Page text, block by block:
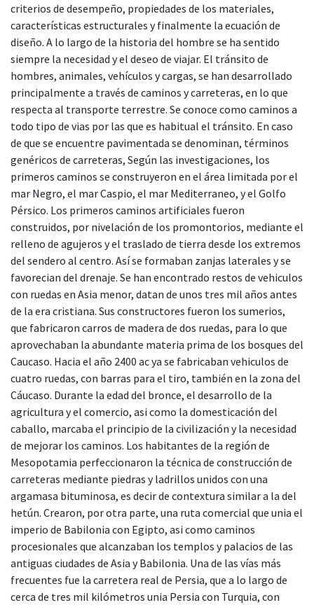
criterios de desempeño, propiedades de los materiales,
características estructurales y finalmente la ecuación de
diseño. A lo largo de la historia del hombre se ha sentido
siempre la necesidad y el deseo de viajar. El tránsito de
hombres, animales, vehículos y cargas, se han desarrollado
principalmente a través de caminos y carreteras, en lo que
respecta al transporte terrestre. Se conoce como caminos a
todo tipo de vias por las que es habitual el tránsito. En caso
de que se encuentre pavimentada se denominan, términos
genéricos de carreteras, Según las investigaciones, los
primeros caminos se construyeron en el área limitada por el
mar Negro, el mar Caspio, el mar Mediterraneo, y el Golfo
Pérsico. Los primeros caminos artificiales fueron
construidos, por nivelación de los promontorios, mediante el
relleno de agujeros y el traslado de tierra desde los extremos
del sendero al centro. Así se formaban zanjas laterales y se
favorecian del drenaje. Se han encontrado restos de vehiculos
con ruedas en Asia menor, datan de unos tres mil años antes
de la era cristiana. Sus constructores fueron los sumerios,
que fabricaron carros de madera de dos ruedas, para lo que
aprovechaban la abundante materia prima de los bosques del
Caucaso. Hacia el año 2400 ac ya se fabricaban vehiculos de
cuatro ruedas, con barras para el tiro, también en la zona del
Cáucaso. Durante la edad del bronce, el desarrollo de la
agricultura y el comercio, asi como la domesticación del
caballo, marcaba el principio de la civilización y la necesidad
de mejorar los caminos. Los habitantes de la región de
Mesopotamia perfeccionaron la técnica de construcción de
carreteras mediante piedras y ladrillos unidos con una
argamasa bituminosa, es decir de contextura similar a la del
hetún. Crearon, por otra parte, una ruta comercial que unia el
imperio de Babilonia con Egipto, asi como caminos
procesionales que alcanzaban los templos y palacios de las
antiguas ciudades de Asia y Babilonia. Una de las vías más
frecuentes fue la carretera real de Persia, que a lo largo de
cerca de tres mil kilómetros unia Persia con Turquia, con